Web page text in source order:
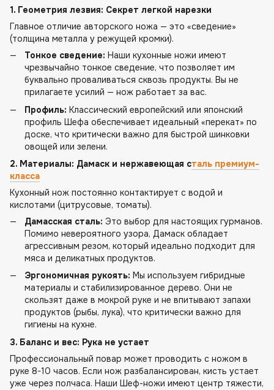
1. Геометрия лезвия: Секрет легкой нарезки
Главное отличие авторского ножа — это «сведение»
(толщина металла у режущей кромки).
Тонкое сведение: Наши кухонные ножи имеют
чрезвычайно тонкое сведение, что позволяет им
буквально проваливаться сквозь продукты. Вы не
прилагаете усилий — нож работает за вас.
Профиль: Классический европейский или японский
профиль Шефа обеспечивает идеальный «перекат» по
доске, что критически важно для быстрой шинковки
овощей или зелени.
2. Материалы: Дамаск и нержавеющая сталь премиум-
класса
Кухонный нож постоянно контактирует с водой и
кислотами (цитрусовые, томаты).
Дамасская сталь: Это выбор для настоящих гурманов.
Помимо невероятного узора, Дамаск обладает
агрессивным резом, который идеально подходит для
мяса и деликатных продуктов.
Эргономичная рукоять: Мы используем гибридные
материалы и стабилизированное дерево. Они не
скользят даже в мокрой руке и не впитывают запахи
продуктов (рыбы, лука), что критически важно для
гигиены на кухне.
3. Баланс и вес: Рука не устает
Профессиональный повар может проводить с ножом в
руке 8-10 часов. Если нож разбалансирован, кисть устает
уже через полчаса. Наши Шеф-ножи имеют центр тяжести,